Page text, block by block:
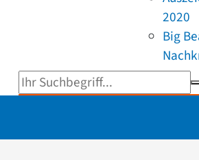
2020
Big
Suchbegriff eingeben